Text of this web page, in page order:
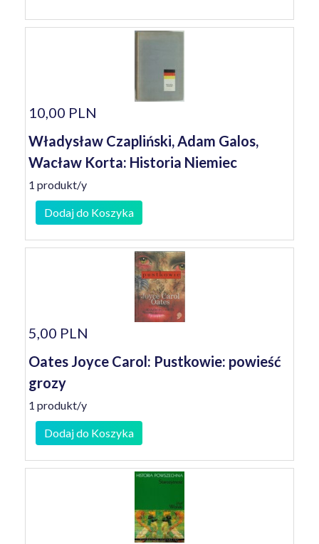
10,00 PLN
Władysław Czapliński, Adam Galos,
Wacław Korta: Historia Niemiec
1 produkt/y
Dodaj do Koszyka
5,00 PLN
Oates Joyce Carol: Pustkowie: powieść
grozy
1 produkt/y
Dodaj do Koszyka